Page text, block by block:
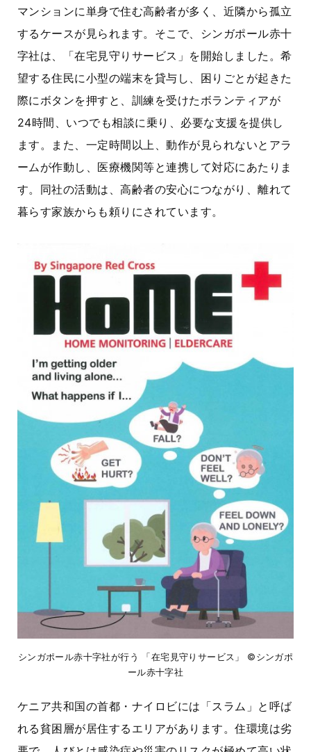
マンションに単身で住む高齢者が多く、近隣から孤立
するケースが見られます。そこで、シンガポール赤十
字社は、「在宅見守りサービス」を開始しました。希
望する住民に小型の端末を貸与し、困りごとが起きた
際にボタンを押すと、訓練を受けたボランティアが
24時間、いつでも相談に乗り、必要な支援を提供し
ます。また、一定時間以上、動作が見られないとアラ
ームが作動し、医療機関等と連携して対応にあたりま
す。同社の活動は、高齢者の安心につながり、離れて
暮らす家族からも頼りにされています。
シンガポール赤十字社が行う 「在宅見守りサービス」 ©シンガポ
ール赤十字社
ケニア共和国の首都・ナイロビには「スラム」と呼ば
れる貧困層が居住するエリアがあります。住環境は劣